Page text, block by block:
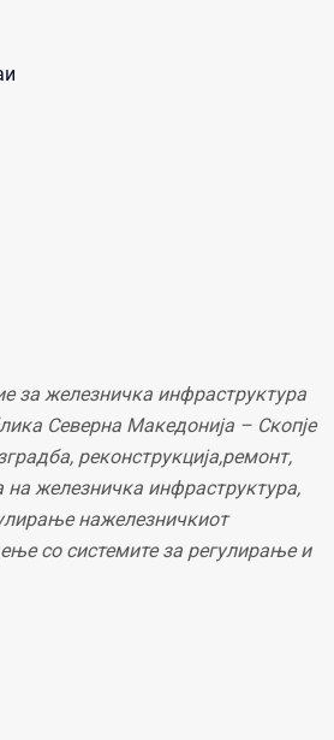
за железничка инфраструктура
Северна Македонија – Скопје
реконструкција,ремонт,
железничка инфраструктура,
нажелезничкиот
со системите за регулирање и